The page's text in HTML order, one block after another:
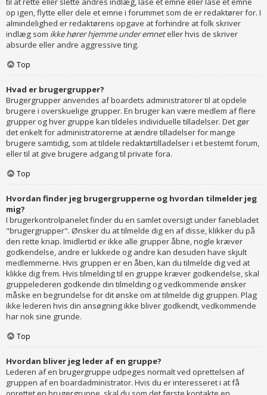
op igen, flytte eller dele et emne i forummet som de er redaktører for. I
almindelighed er redaktørens opgave at forhindre at folk skriver
indlæg som ikke hører hjemme under emneteller hvis de skriver
absurde eller andre aggressive ting.
Top
Hvad er brugergrupper?
Brugergrupper anvendes af boardets administratorer til at opdele
brugere i overskuelige grupper. En bruger kan være medlem af flere
grupper og hver gruppe kan tildeles individuelle tilladelser. Det gør
det enkelt for administratorerne at ændre tilladelser for mange
brugere samtidig, som at tildele redaktørtilladelser i et bestemt forum,
eller til at give brugere adgang til private fora.
Top
Hvordan finder jeg brugergrupperne og hvordan tilmelder jeg
mig?
I brugerkontrolpanelet finder du en samlet oversigt under fanebladet
"brugergrupper". Ønsker du at tilmelde dig en af disse, klikker du på
den rette knap. Imidlertid er ikke alle grupper åbne, nogle kræver
godkendelse, andre er lukkede og andre kan desuden have skjult
medlemmerne. Hvis gruppen er en åben, kan du tilmelde dig ved at
klikke dig frem. Hvis tilmelding til en gruppe kræver godkendelse, skal
gruppelederen godkende din tilmelding og vedkommende ønsker
måske en begrundelse for dit ønske om at tilmelde dig gruppen. Plag
ikke lederen hvis din ansøgning ikke bliver godkendt, vedkommende
har nok sine grunde.
Top
Hvordan bliver jeg leder af en gruppe?
Lederen af en brugergruppe udpeges normalt ved oprettelsen af
gruppen af en boardadministrator. Hvis du er interesseret i at få